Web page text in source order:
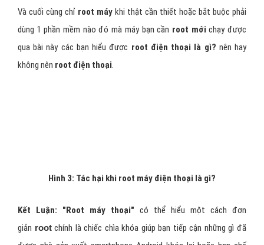
và
root bị lỗi có thể sẽ dẫn đến điện thoạicủa bạn bị lỗi và việc
bạn
rootthì nên phải là người am hiểu về công nghệ 1 chút mới có
thể dễ dàng
root máy không lỗi và có thể sử dụng nhiều tính năng
hơn.